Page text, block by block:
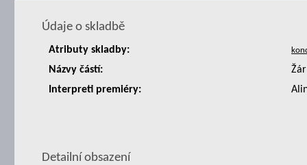
Údaje o skladbě
Atributy skladby:
Názvy částí:
Interpreti premiéry:
Detailní obsazení